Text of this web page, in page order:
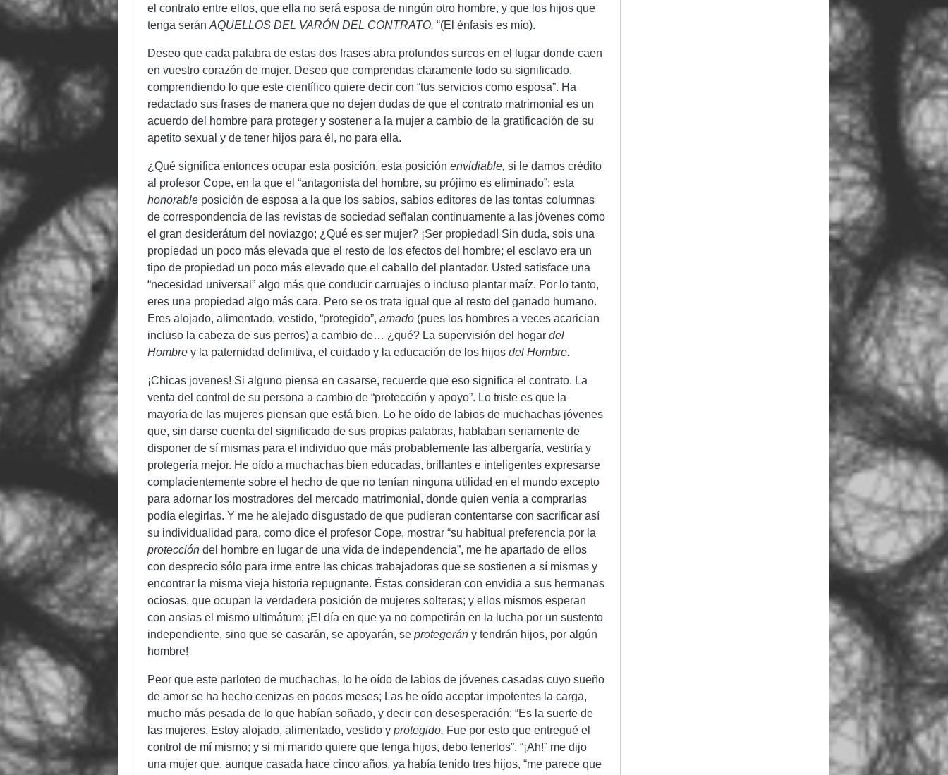
el contrato entre ellos, que ella no será esposa de ningún otro hombre, y que los hijos que
tenga serán AQUELLOS DEL VARÓN DEL CONTRATO. “(El énfasis es mío).
Deseo que cada palabra de estas dos frases abra profundos surcos en el lugar donde caen
en vuestro corazón de mujer. Deseo que comprendas claramente todo su significado,
comprendiendo lo que este científico quiere decir con “tus servicios como esposa”. Ha
redactado sus frases de manera que no dejen dudas de que el contrato matrimonial es un
acuerdo del hombre para proteger y sostener a la mujer a cambio de la gratificación de su
apetito sexual y de tener hijos para él, no para ella.
¿Qué significa entonces ocupar esta posición, esta posición envidiable, si le damos crédito
al profesor Cope, en la que el “antagonista del hombre, su prójimo es eliminado”: esta
honorable posición de esposa a la que los sabios, sabios editores de las tontas columnas
de correspondencia de las revistas de sociedad señalan continuamente a las jóvenes como
el gran desiderátum del noviazgo; ¿Qué es ser mujer? ¡Ser propiedad! Sin duda, sois una
propiedad un poco más elevada que el resto de los efectos del hombre; el esclavo era un
tipo de propiedad un poco más elevado que el caballo del plantador. Usted satisface una
“necesidad universal” algo más que conducir carruajes o incluso plantar maíz. Por lo tanto,
eres una propiedad algo más cara. Pero se os trata igual que al resto del ganado humano.
Eres alojado, alimentado, vestido, “protegido”, amado (pues los hombres a veces acarician
incluso la cabeza de sus perros) a cambio de… ¿qué? La supervisión del hogar del
Hombre y la paternidad definitiva, el cuidado y la educación de los hijos del Hombre.
¡Chicas jovenes! Si alguno piensa en casarse, recuerde que eso significa el contrato. La
venta del control de su persona a cambio de “protección y apoyo”. Lo triste es que la
mayoría de las mujeres piensan que está bien. Lo he oído de labios de muchachas jóvenes
que, sin darse cuenta del significado de sus propias palabras, hablaban seriamente de
disponer de sí mismas para el individuo que más probablemente las albergaría, vestiría y
protegería mejor. He oído a muchachas bien educadas, brillantes e inteligentes expresarse
complacientemente sobre el hecho de que no tenían ninguna utilidad en el mundo excepto
para adornar los mostradores del mercado matrimonial, donde quien venía a comprarlas
podía elegirlas. Y me he alejado disgustado de que pudieran contentarse con sacrificar así
su individualidad para, como dice el profesor Cope, mostrar “su habitual preferencia por la
protección del hombre en lugar de una vida de independencia”, me he apartado de ellos
con desprecio sólo para irme entre las chicas trabajadoras que se sostienen a sí mismas y
encontrar la misma vieja historia repugnante. Éstas consideran con envidia a sus hermanas
ociosas, que ocupan la verdadera posición de mujeres solteras; y ellos mismos esperan
con ansias el mismo ultimátum; ¡El día en que ya no competirán en la lucha por un sustento
independiente, sino que se casarán, se apoyarán, se protegerán y tendrán hijos, por algún
hombre!
Peor que este parloteo de muchachas, lo he oído de labios de jóvenes casadas cuyo sueño
de amor se ha hecho cenizas en pocos meses; Las he oído aceptar impotentes la carga,
mucho más pesada de lo que habían soñado, y decir con desesperación: “Es la suerte de
las mujeres. Estoy alojado, alimentado, vestido y protegido. Fue por esto que entregué el
control de mí mismo; y si mi marido quiere que tenga hijos, debo tenerlos”. “¡Ah!” me dijo
una mujer que, aunque casada hace cinco años, ya había tenido tres hijos, “me parece que